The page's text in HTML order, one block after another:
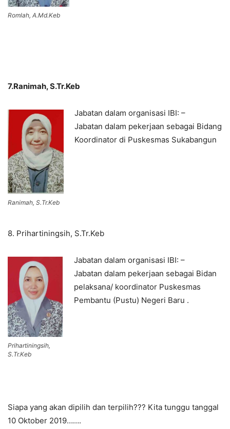
Romlah, A.Md.Keb
7.Ranimah, S.Tr.Keb
Ranimah, S.Tr.Keb
Jabatan dalam organisasi IBI: –
Jabatan dalam pekerjaan sebagai Bidang
Koordinator di Puskesmas Sukabangun
8. Prihartiningsih, S.Tr.Keb
Prihartiningsih,
S.Tr.Keb
Jabatan dalam organisasi IBI: –
Jabatan dalam pekerjaan sebagai Bidan
pelaksana/ koordinator Puskesmas
Pembantu (Pustu) Negeri Baru .
Siapa yang akan dipilih dan terpilih??? Kita tunggu tanggal
10 Oktober 2019…….